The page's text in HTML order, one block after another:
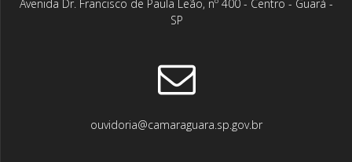
Avenida Dr. Francisco de Paula Leão, nº 400 - Centro - Guará -
SP
ouvidoria@camaraguara.sp.gov.br